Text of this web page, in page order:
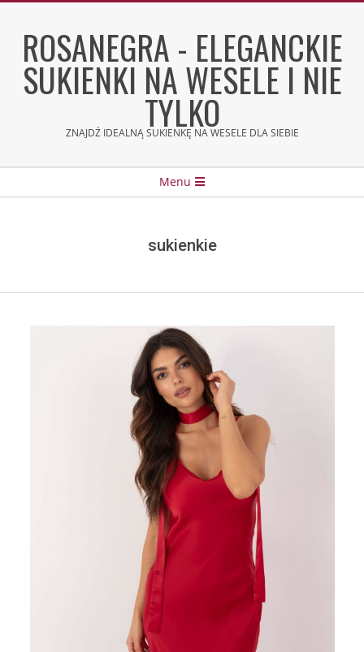
contentROSANEGRA - ELEGANCKIE
SUKIENKI NA WESELE I NIE
TYLKO
ZNAJDŹ IDEALNĄ SUKIENKĘ NA WESELE DLA SIEBIE
Menu
sukienkie